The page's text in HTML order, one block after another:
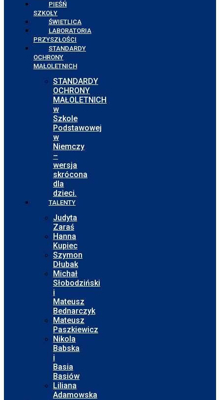
PIEŚŃ
SZKOŁY
ŚWIETLICA
LABORATORIA
PRZYSZŁOŚCI
STANDARDY
OCHRONY
MAŁOLETNICH
STANDARDY
OCHRONY
MAŁOLETNICH
w
Szkole
Podstawowej
w
Niemczy
–
wersja
skrócona
dla
dzieci.
TALENTY
Judyta
Zaraś
Hanna
Kupiec
Szymon
Dłubak
Michał
Słobodziński
i
Mateusz
Bednarczyk
Mateusz
Paszkiewicz
Nikola
Babska
i
Basia
Basiów
Liliana
Adamowska